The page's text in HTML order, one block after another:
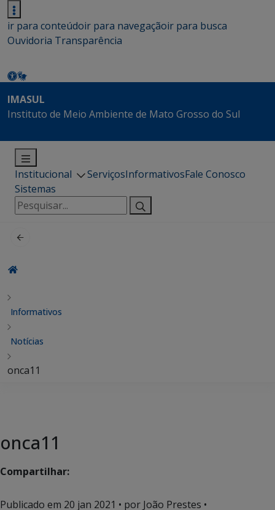
ir para conteúdoir para navegaçãoir para busca
Ouvidoria Transparência
IMASUL
Instituto de Meio Ambiente de Mato Grosso do Sul
Institucional ServiçosInformativosFale Conosco
Sistemas
Pesquisar
por:
Informativos
Notícias
onca11
onca11
Compartilhar:
Publicado em 20 jan 2021 • por João Prestes •